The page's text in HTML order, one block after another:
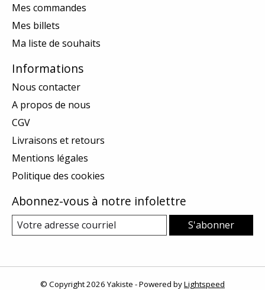
Mes commandes
Mes billets
Ma liste de souhaits
Informations
Nous contacter
A propos de nous
CGV
Livraisons et retours
Mentions légales
Politique des cookies
Abonnez-vous à notre infolettre
S'abonner
© Copyright 2026 Yakiste - Powered byLightspeed